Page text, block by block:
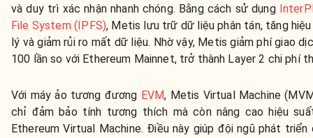
và duy trì xác nhận nhanh chóng. Bằng cách sử dụng
File System (IPFS), Metis lưu trữ dữ liệu phân tán, tăng
lý và giảm rủi ro mất dữ liệu. Nhờ vậy, Metis giảm phí giao
100 lần so với Ethereum Mainnet, trở thành Layer 2 chi phí
Với máy ảo tương đương EVM, Metis Virtual Machine
chỉ đảm bảo tính tương thích mà còn nâng cao hiệu
Ethereum Virtual Machine. Điều này giúp đội ngũ phát triển